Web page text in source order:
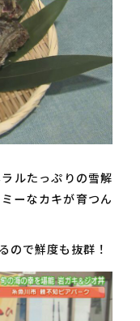
ルたっぷりの雪解
ーなカキが育つん
ので鮮度も抜群！